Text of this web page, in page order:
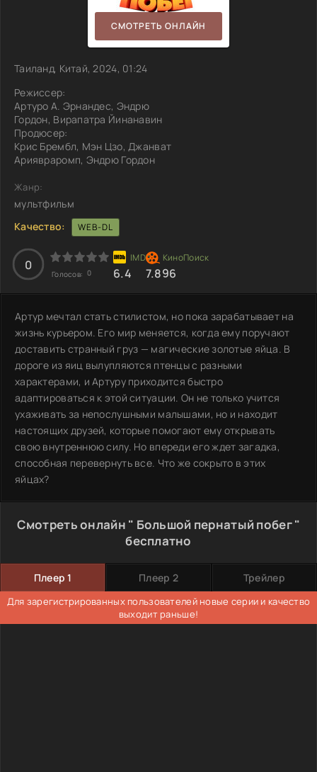
СМОТРЕТЬ ОНЛАЙН
Таиланд, Китай, 2024, 01:24
Режиссер:
Артуро А. Эрнандес, Эндрю
Гордон, Вирапатра Йинанавин
Продюсер:
Крис Брембл, Мэн Цзо, Джанват
Ариявраромп, Эндрю Гордон
Жанр:
мультфильм
Качество:
WEB-DL
0
Голосов: 0 6.4 7.896
Артур мечтал стать стилистом, но пока зарабатывает на
жизнь курьером. Его мир меняется, когда ему поручают
доставить странный груз — магические золотые яйца. В
дороге из яиц вылупляются птенцы с разными
характерами, и Артуру приходится быстро
адаптироваться к этой ситуации. Он не только учится
ухаживать за непослушными малышами, но и находит
настоящих друзей, которые помогают ему открывать
свою внутреннюю силу. Но впереди его ждет загадка,
способная перевернуть все. Что же сокрыто в этих
яйцах?
Смотреть онлайн " Большой пернатый побег "
бесплатно
Плеер 1 Плеер 2 Трейлер
Для зарегистрированных пользователей новые серии и качество
выходит раньше!